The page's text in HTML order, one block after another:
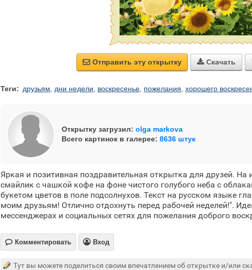
 Отправить эту открытку  Скачать
Теги: друзьям дни недели воскресенье пожелания хорошего
Открытку загрузил: olga markova
Всего картинок в галерее: 8636 штук
Яркая и позитивная поздравительная открытка для друзей.
смайлик с чашкой кофе на фоне чистого голубого неба с
букетом цветов в поле подсолнухов. Текст на русском языке
моим друзьям! Отлично отдохнуть перед рабочей неделей!".
мессенджерах и социальных сетях для пожелания доброго
 Комментировать  Вход
Тут вы можете поделиться своим впечатлением об открытке и/или